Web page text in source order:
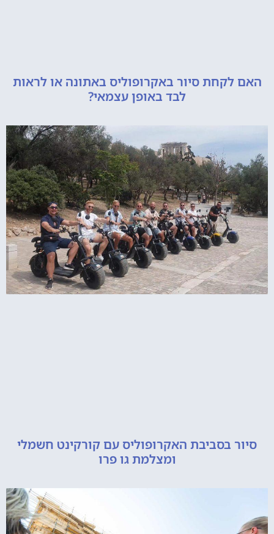
סיור באקרופוליס באתונה או לראות
לבד באופן עצמאי?
בסביבת האקרופוליס עם קורקינט חשמלי
ומצלמת גו פרו